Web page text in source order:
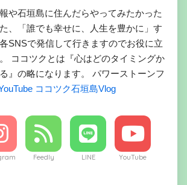
や石垣島に住んだらやってみたかった
、「誰でも幸せに、人生を豊かに」す
SNSで発信して行きますのでお役に立
ココツクとは『心はどのタイミングか
』の略になります。 パワーストーンフ
ココツク石垣島Vlog
Feedly LINE YouTube